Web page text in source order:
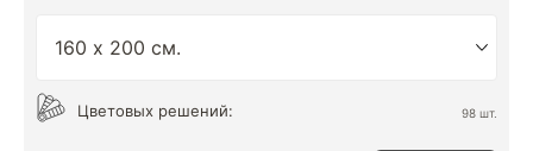
Цветовых решений: 98 шт.